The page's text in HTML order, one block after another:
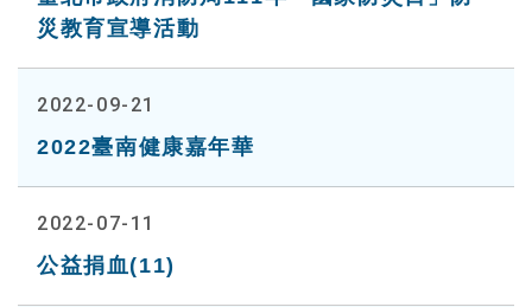
災教育宣導活動
2022-09-21
2022臺南健康嘉年華
2022-07-11
公益捐血(11)